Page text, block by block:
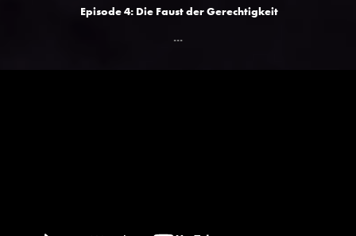
Episode 4: Die Faust der Gerechtigkeit
...